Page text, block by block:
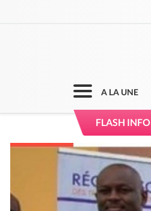
A LA UNE
FLASH INFO